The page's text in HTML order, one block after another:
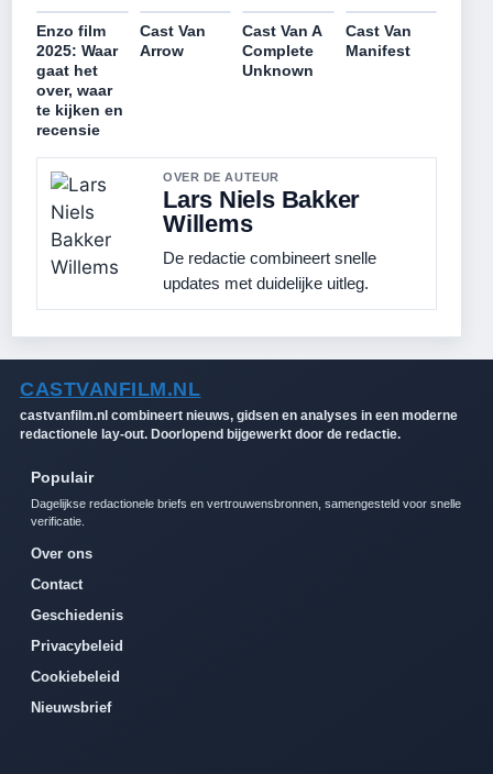
Enzo film
2025: Waar
gaat het
over, waar
te kijken en
recensie
Cast Van
Arrow
Cast Van A
Complete
Unknown
Cast Van
Manifest
OVER DE AUTEUR
Lars Niels Bakker
Willems
De redactie combineert snelle
updates met duidelijke uitleg.
CASTVANFILM.NL
castvanfilm.nl combineert nieuws, gidsen en analyses in een moderne
redactionele lay-out. Doorlopend bijgewerkt door de redactie.
Populair
Dagelijkse redactionele briefs en vertrouwensbronnen, samengesteld voor snelle
verificatie.
Over ons
Contact
Geschiedenis
Privacybeleid
Cookiebeleid
Nieuwsbrief